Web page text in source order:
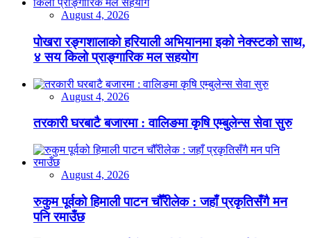
August 4, 2026
पोखरा रङ्गशालाको हरियाली अभियानमा इको नेक्स्टको साथ,
४ सय किलो प्राङ्गारिक मल सहयोग
August 4, 2026
तरकारी घरबाटै बजारमा : वालिङमा कृषि एम्बुलेन्स सेवा सुरु
August 4, 2026
रुकुम पूर्वको हिमाली पाटन चौँरीलेक : जहाँ प्रकृतिसँगै मन
पनि रमाउँछ